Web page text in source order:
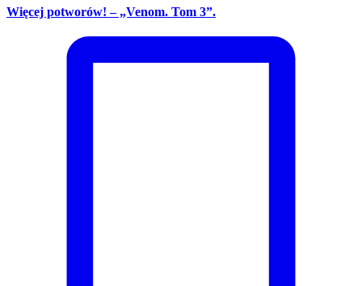
Więcej potworów! – „Venom. Tom 3”.